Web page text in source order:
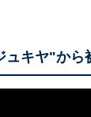
ュキヤ"から